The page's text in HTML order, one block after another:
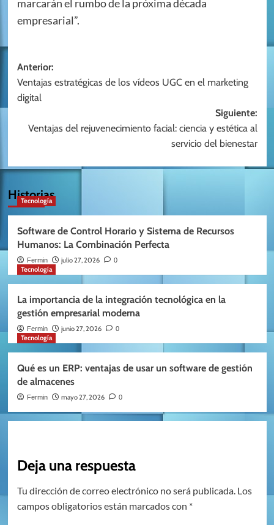
marcarán el rumbo de la próxima década
empresarial”.
Navegación
de
entradas
Anterior:
Ventajas estratégicas de los vídeos UGC en el marketing
digital
Siguiente:
Ventajas del rejuvenecimiento facial: ciencia y estética al
servicio del bienestar
Historias
Tecnología
Software de Control Horario y Sistema de Recursos
Humanos: La Combinación Perfecta
Fermin julio 27, 2026 0
Tecnología
La importancia de la integración tecnológica en la
gestión empresarial moderna
Fermin junio 27, 2026 0
Tecnología
Qué es un ERP: ventajas de usar un software de gestión
de almacenes
Fermin mayo 27, 2026 0
Deja una respuesta
Tu dirección de correo electrónico no será publicada. Los
campos obligatorios están marcados con *